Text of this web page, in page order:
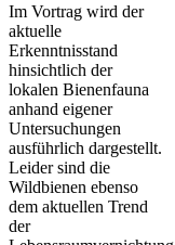
Im Vortrag wird der
aktuelle
Erkenntnisstand
hinsichtlich der
lokalen Bienenfauna
anhand eigener
Untersuchungen
ausführlich dargestellt.
Leider sind die
Wildbienen ebenso
dem aktuellen Trend
der